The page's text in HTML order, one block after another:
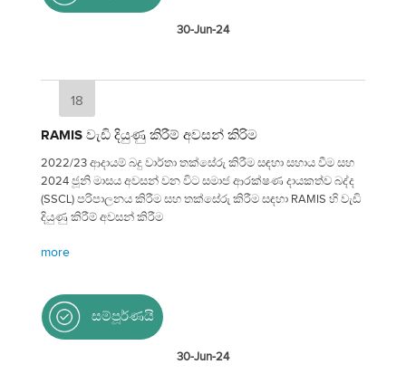
30-Jun-24
18
RAMIS වැඩි දියුණු කිරීම් අවසන් කිරිම
2022/23 ආදායම් බදු වාර්තා තක්සේරු කිරීම සඳහා සහාය වීම සහ
2024 ජූනි මාසය අවසන් වන විට සමාජ ආරක්ෂණ දායකත්ව බද්ද
(SSCL) පරිපාලනය කිරීම සහ තක්සේරු කිරීම සඳහා RAMIS හි වැඩි
දියුණු කිරීම් අවසන් කිරීම
more
සම්පූර්ණයි
30-Jun-24